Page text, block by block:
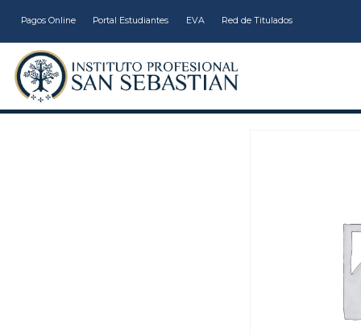
Pagos Online Portal Estudiantes EVA Red de Titulados